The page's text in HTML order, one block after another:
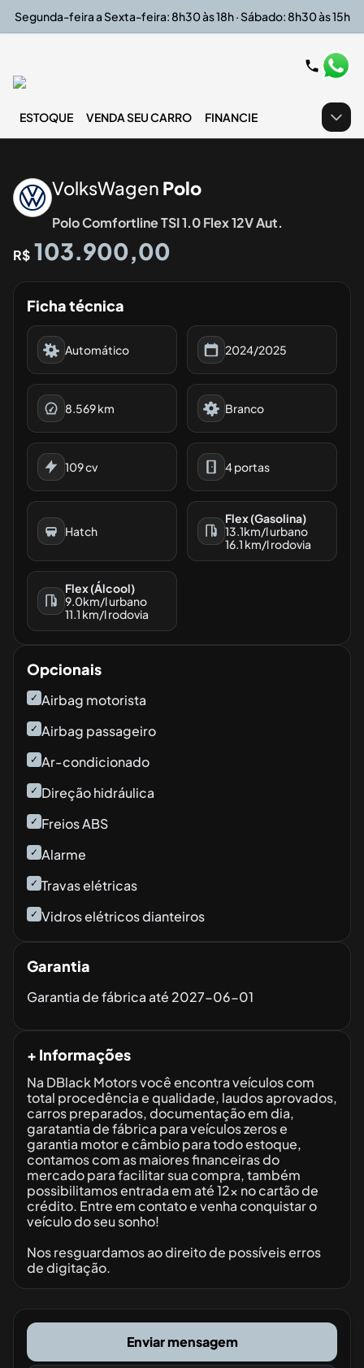
Segunda-feira a Sexta-feira: 8h30 às 18h · Sábado: 8h30 às 15h
ESTOQUE VENDA SEU CARRO FINANCIE
VolksWagen Polo
Polo Comfortline TSI 1.0 Flex 12V Aut.
R$ 103.900,00
Ficha técnica
Automático 2024/2025
8.569km Branco
109cv 4portas
Hatch
Flex (Gasolina)
13.1km/l urbano
16.1 km/l rodovia
Flex (Álcool)
9.0km/l urbano
11.1 km/l rodovia
Opcionais
✓ Airbag motorista
✓ Airbag passageiro
✓ Ar-condicionado
✓ Direção hidráulica
✓ Freios ABS
✓ Alarme
✓ Travas elétricas
✓ Vidros elétricos dianteiros
Garantia
Garantia de fábrica até 2027-06-01
+ Informações
Na DBlack Motors você encontra veículos com
total procedência e qualidade, laudos aprovados,
carros preparados, documentação em dia,
garatantia de fábrica para veículos zeros e
garantia motor e câmbio para todo estoque,
contamos com as maiores financeiras do
mercado para facilitar sua compra, também
possibilitamos entrada em até 12x no cartão de
crédito. Entre em contato e venha conquistar o
veículo do seu sonho!
Nos resguardamos ao direito de possíveis erros
de digitação.
Enviar mensagem